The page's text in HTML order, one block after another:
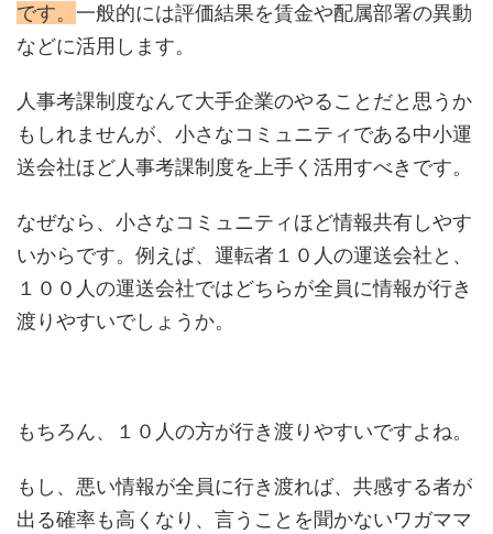
です。 一般的には評価結果を賃金や配属部署の異動
などに活用します。
人事考課制度なんて大手企業のやることだと思うか
もしれませんが、小さなコミュニティである中小運
送会社ほど人事考課制度を上手く活用すべきです。
なぜなら、小さなコミュニティほど情報共有しやす
いからです。例えば、運転者１０人の運送会社と、
１００人の運送会社ではどちらが全員に情報が行き
渡りやすいでしょうか。
もちろん、１０人の方が行き渡りやすいですよね。
もし、悪い情報が全員に行き渡れば、共感する者が
出る確率も高くなり、言うことを聞かないワガママ